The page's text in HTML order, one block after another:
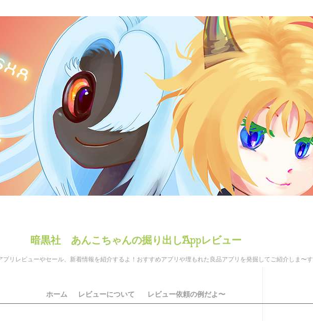
暗黒社 あんこちゃんの掘り出しAppレビュー
プリレビューやセール、新着情報を紹介するよ！おすすめアプリや埋もれた良品アプリを発掘してご紹介しま〜す
ホーム レビューについて レビュー依頼の例だよ〜